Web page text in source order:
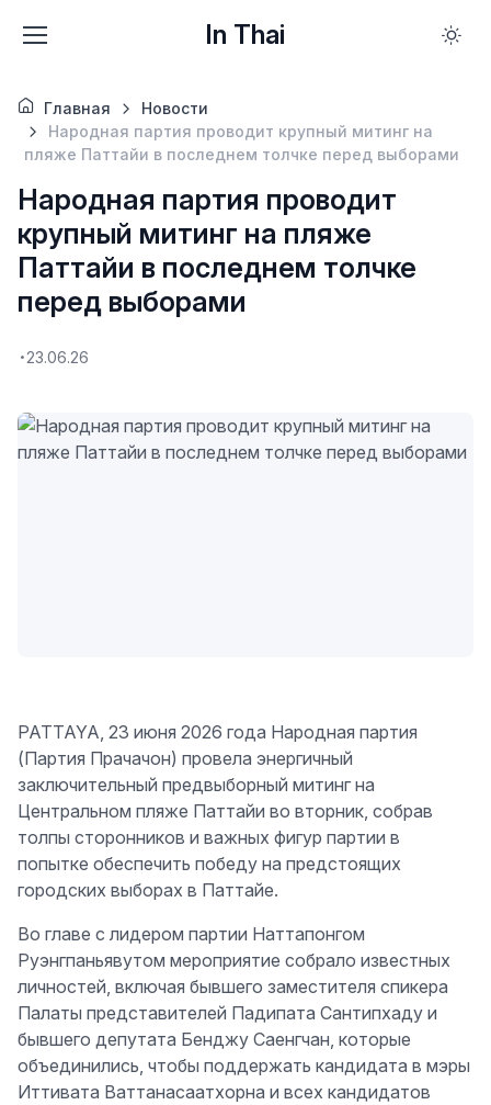
In Thai
Главная
Новости
Народная партия проводит крупный митинг на
пляже Паттайи в последнем толчке перед выборами
Народная партия проводит
крупный митинг на пляже
Паттайи в последнем толчке
перед выборами
23.06.26
PATTAYA, 23 июня 2026 года Народная партия
(Партия Прачачон) провела энергичный
заключительный предвыборный митинг на
Центральном пляже Паттайи во вторник, собрав
толпы сторонников и важных фигур партии в
попытке обеспечить победу на предстоящих
городских выборах в Паттайе.
Во главе с лидером партии Наттапонгом
Руэнгпаньявутом мероприятие собрало известных
личностей, включая бывшего заместителя спикера
Палаты представителей Падипата Сантипхаду и
бывшего депутата Бенджу Саенгчан, которые
объединились, чтобы поддержать кандидата в мэры
Иттивата Ваттанасаатхорна и всех кандидатов